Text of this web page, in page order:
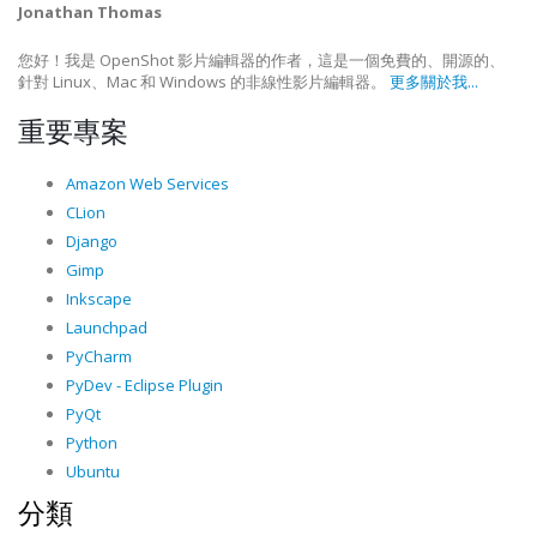
Jonathan Thomas
您好！我是 OpenShot 影片編輯器的作者，這是一個免費的、開源的、
針對 Linux、Mac 和 Windows 的非線性影片編輯器。 更多關於我...
重要專案
Amazon Web Services
CLion
Django
Gimp
Inkscape
Launchpad
PyCharm
PyDev - Eclipse Plugin
PyQt
Python
Ubuntu
分類